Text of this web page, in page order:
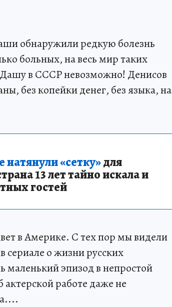
обнаружили редкую болезнь
больных, на весь мир таких
в СССР невозможно! Денисов
без копейки денег, без языка, на
«сетку»для
13 лет тайно искала и
гостей
в Америке. С тех пор мы видели
сериале о жизни русских
эпизод в непростой
работе даже не